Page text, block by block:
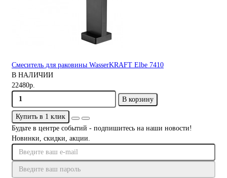
Смеситель для раковины WasserKRAFT Elbe 7410
В НАЛИЧИИ
22480р.
В корзину
Купить в 1 клик
Будьте в центре событий - подпишитесь на наши новости!
Новинки, скидки, акции.